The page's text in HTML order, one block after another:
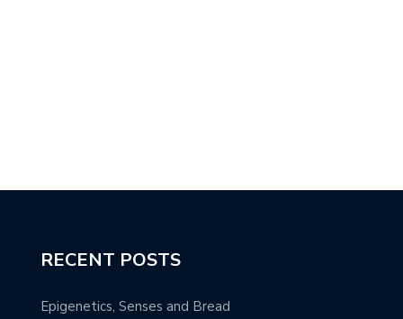
RECENT POSTS
Epigenetics, Senses and Bread